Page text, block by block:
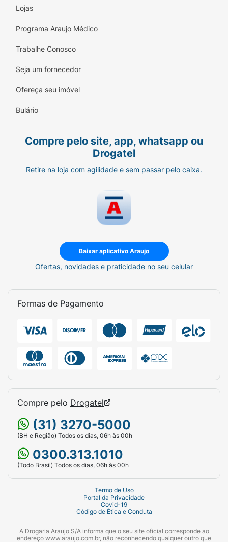
situação.
Fórmula Limpa:Totalmente livre de
que não mancha as roupas e deixa toque
seco.
Frescor Revigorante:
Modo de Usar:
Agite bem o frasco antes de aplicar.
Aplique com jatos rápidos.
Sinta o frescor imediato e a proteção
que dura o dia todo.
Marca: Herbíssimo.
Antitranspirante Aerossol.
Volume:150ml (90g).
Destaque:0% Alumínio / Magnésio Marinho
Lojas
Programa Araujo Médico
Trabalhe Conosco
Seja um fornecedor
Ofereça seu imóvel
Bulário
Compre pelo site, app, whatsapp ou
Drogatel
Retire na loja com agilidade e sem passar pelo caixa.
Baixar aplicativo Araujo
Ofertas, novidades e praticidade no seu celular
Formas de Pagamento
Compre pelo Drogatel
(31) 3270-5000
(BH e Região) Todos os dias, 06h às 00h
0300.313.1010
(Todo Brasil) Todos os dias, 06h às 00h
Termo de Uso
Portal da Privacidade
Covid-19
Código de Ética e Conduta
A Drogaria Araujo S/A informa que o seu site oficial corresponde ao
endereço www.araujo.com.br, não reconhecendo qualquer outro que